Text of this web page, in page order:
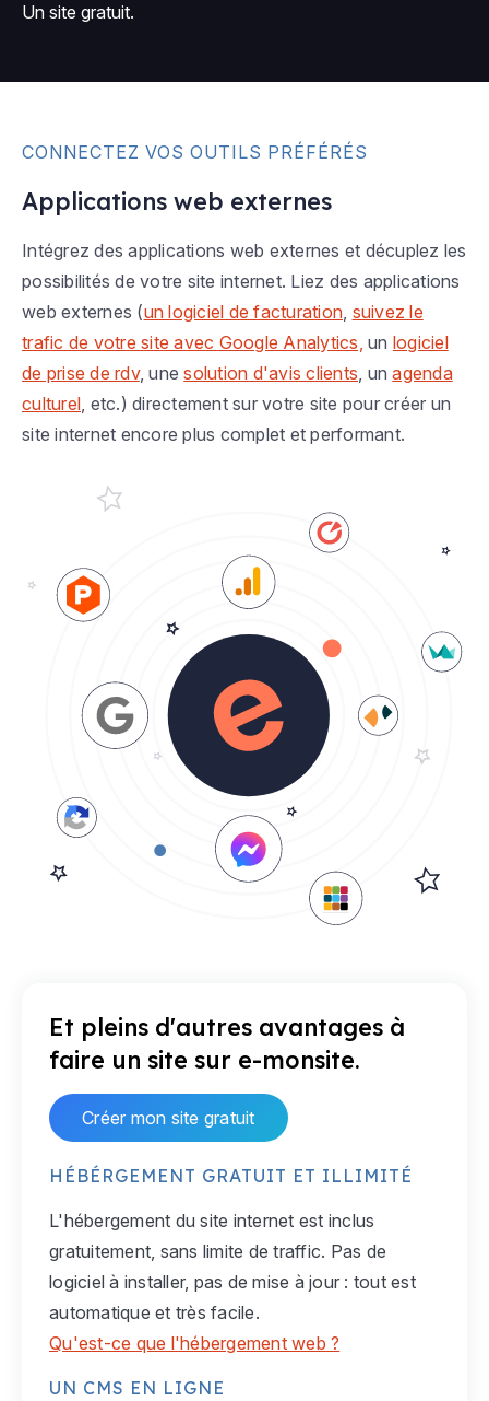
Un site gratuit.
CONNECTEZ VOS OUTILS PRÉFÉRÉS
Applications web externes
Intégrez des applications web externes et décuplez les
possibilités de votre site internet. Liez des applications
web externes (un logiciel de facturation, suivez le
trafic de votre site avec Google Analytics, un logiciel
de prise de rdv, unesolution d'avis clients, unagenda
culturel, etc.) directement sur votre site pour créer un
site internet encore plus complet et performant.
Et pleins d'autres avantages à
faire un site sur e-monsite.
Créer mon site gratuit
HÉBÉRGEMENT GRATUIT ET ILLIMITÉ
L'hébergement du site internet est inclus
gratuitement, sans limite de traffic. Pas de
logiciel à installer, pas de mise à jour : tout est
automatique et très facile.
Qu'est-ce que l'hébergement web ?
UN CMS EN LIGNE